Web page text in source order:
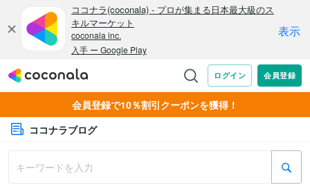
会員登録で10％割引クーポンを獲得！
ココナラブログ